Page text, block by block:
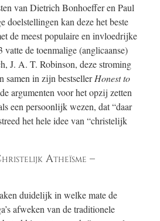
van Dietrich Bonhoeffer en Paul
kan deze het beste
de meest populaire en invloedrijke
de toenmalige (anglicaanse)
J. A. T. Robinson, deze stroming
samen in zijn bestsellerHonest to
argumenten voor het opzij zetten
een persoonlijk wezen, dat “daar
het hele idee van “christelijk
Atheïsme –
duidelijk in welke mate de
afweken van de traditionele